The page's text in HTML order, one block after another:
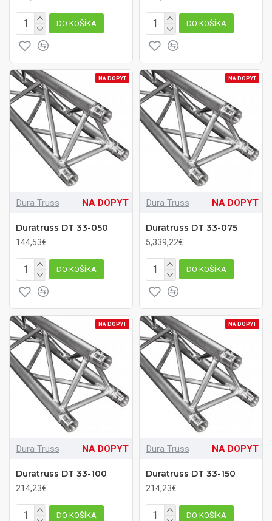
DO KOŠÍKA DO KOŠÍKA
NA DOPYT
Dura Truss NA DOPYT
Duratruss DT 33-050
144,53€
DO KOŠÍKA
NA DOPYT
Dura Truss NA DOPYT
Duratruss DT 33-075
5,339,22€
DO KOŠÍKA
NA DOPYT
Dura Truss NA DOPYT
Duratruss DT 33-100
214,23€
DO KOŠÍKA
NA DOPYT
Dura Truss NA DOPYT
Duratruss DT 33-150
214,23€
DO KOŠÍKA